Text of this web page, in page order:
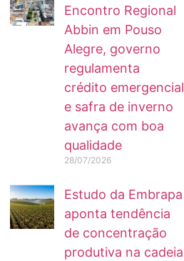
Encontro Regional
Abbin em Pouso
Alegre, governo
regulamenta
crédito emergencial
e safra de inverno
avança com boa
qualidade
28/07/2026
Estudo da Embrapa
aponta tendência
de concentração
produtiva na cadeia